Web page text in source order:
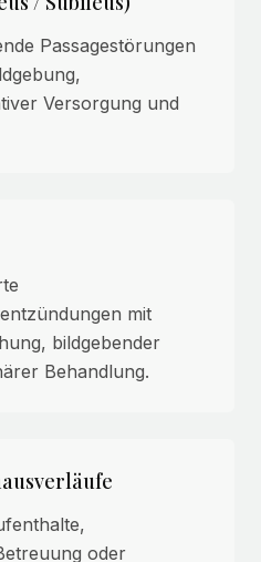
Passagestörungen
Versorgung und
mit
bildgebender
Behandlung.
oder